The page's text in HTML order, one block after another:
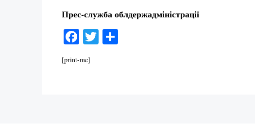
Прес-служба облдержадміністрації
Facebook
Twitter
[print-me]